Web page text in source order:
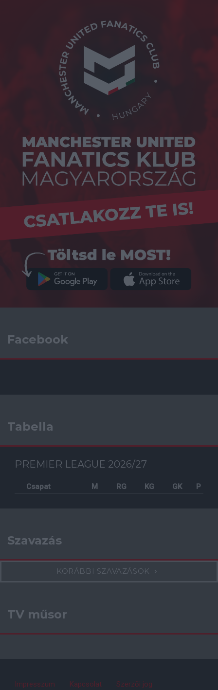
Facebook
Tabella
PREMIER LEAGUE 2026/27
Csapat M RG KG GK P
Szavazás
KORÁBBI SZAVAZÁSOK
TV műsor
Impresszum Kapcsolat Szerzői jog